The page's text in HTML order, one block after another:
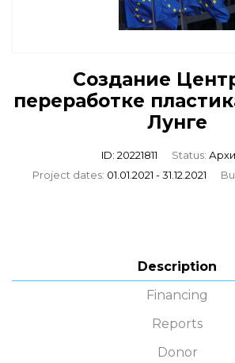
Создание
переработке
Лунге
ID: 20221811 Status:
Project dates: 01.01.2021 - 31.12.2021
Description
Financing
Reports
Donor